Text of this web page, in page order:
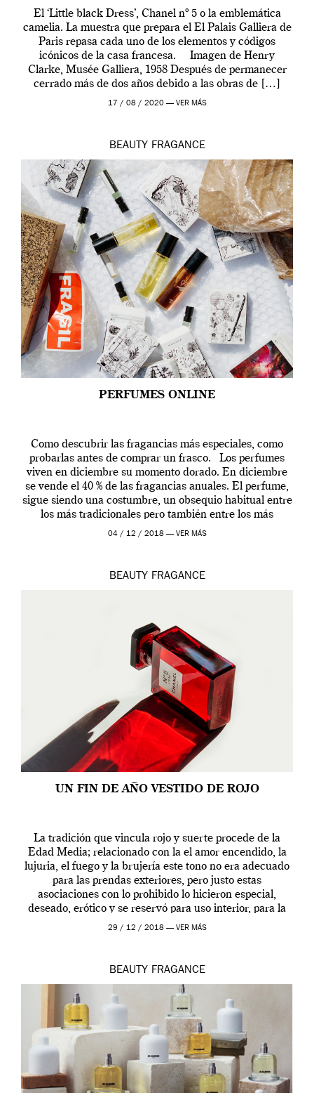
El ‘Little black Dress’, Chanel nº 5 o la emblemática
camelia. La muestra que prepara el El Palais Galliera de
Paris repasa cada uno de los elementos y códigos
icónicos de la casa francesa. Imagen de Henry
Clarke, Musée Galliera, 1958 Después de permanecer
cerrado más de dos años debido a las obras de […]
17 / 08 / 2020 — VER MÁS
BEAUTY FRAGANCE
PERFUMES ONLINE
Como descubrir las fragancias más especiales, como
probarlas antes de comprar un frasco. Los perfumes
viven en diciembre su momento dorado. En diciembre
se vende el 40 % de las fragancias anuales. El perfume,
sigue siendo una costumbre, un obsequio habitual entre
los más tradicionales pero también entre los más
modernos. Estos días ha […]
04 / 12 / 2018 — VER MÁS
BEAUTY FRAGANCE
UN FIN DE AÑO VESTIDO DE ROJO
La tradición que vincula rojo y suerte procede de la
Edad Media; relacionado con la el amor encendido, la
lujuria, el fuego y la brujería este tono no era adecuado
para las prendas exteriores, pero justo estas
asociaciones con lo prohibido lo hicieron especial,
deseado, erótico y se reservó para uso interior, para la
ropa […]
29 / 12 / 2018 — VER MÁS
BEAUTY FRAGANCE